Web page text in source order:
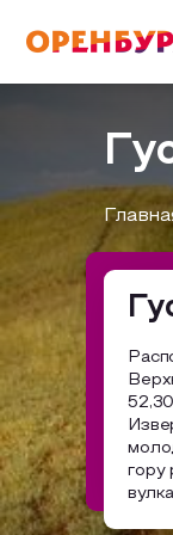
О РЕГИОНЕ
О регионе
Фотобанк
Бузулук и
Соль-
МОЙ МАРШРУТ
Маршруты от
Пешеходный
ГДЕ ПОЕСТЬ
ГДЕ
Русский(RU)
гору